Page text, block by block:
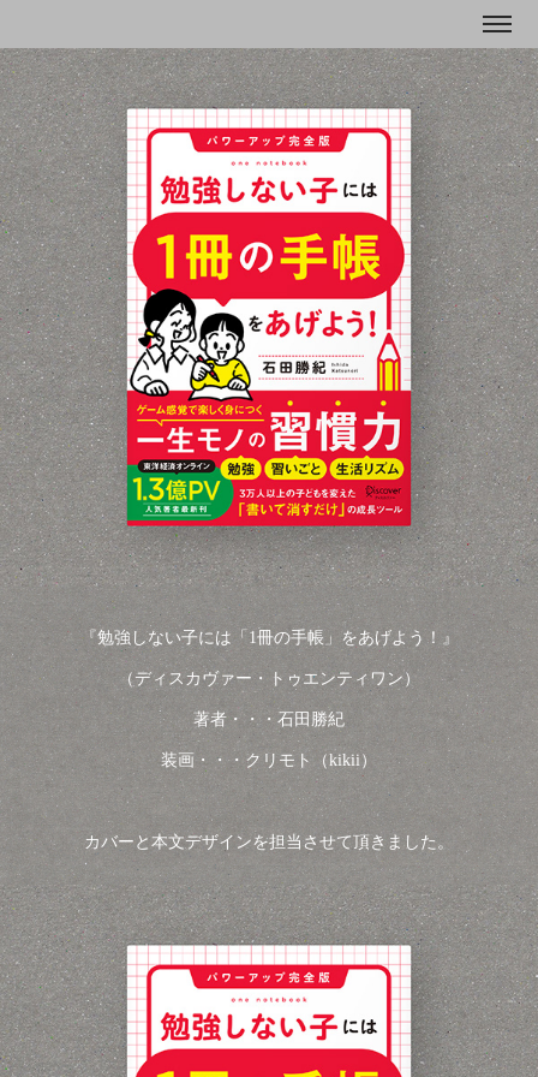
『勉強しない子には「1冊の手帳」をあげよう！』
（ディスカヴァー・トゥエンティワン）
著者・・・石田勝紀
装画・・・クリモト（kikii）
カバーと本文デザインを担当させて頂きました。